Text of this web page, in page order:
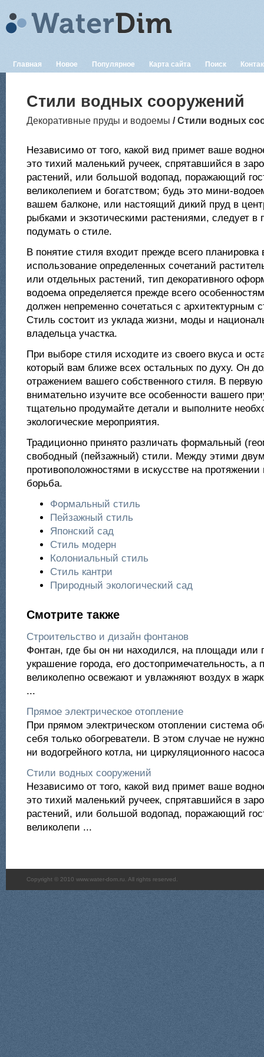
Главная Новое Популярное Карта сайта Поиск
Стили водных сооружений
Декоративные пруды и водоемы / Стили водных
Независимо от того, какой вид примет ваше
это тихий маленький ручеек, спрятавшийся в
растений, или большой водопад, поражающий
великолепием и богатством; будь это мини-
вашем балконе, или настоящий дикий пруд в
рыбками и экзотическими растениями, следует в
подумать о стиле.
В понятие стиля входит прежде всего планировка
использование определенных сочетаний
или отдельных растений, тип декоративного
водоема определяется прежде всего
должен непременно сочетаться с архитектурным
Стиль состоит из уклада жизни, моды и
владельца участка.
При выборе стиля исходите из своего вкуса и
который вам ближе всех остальных по духу. Он
отражением вашего собственного стиля. В
внимательно изучите все особенности вашего
тщательно продумайте детали и выполните
экологические мероприятия.
Традиционно принято различать формальный
свободный (пейзажный) стили. Между этими
противоположностями в искусстве на протяжении
борьба.
Формальный стиль
Пейзажный стиль
Японский сад
Стиль модерн
Колониальный стиль
Стиль кантри
Природный экологический сад
Смотрите также
Строительство и дизайн фонтанов
Фонтан, где бы он ни находился, на площади или
украшение города, его достопримечательность, а
великолепно освежают и увлажняют воздух в
...
Прямое электрическое отопление
При прямом электрическом отоплении система
себя только обогреватели. В этом случае не
ни водогрейного котла, ни циркуляционного
Стили водных сооружений
Независимо от того, какой вид примет ваше
это тихий маленький ручеек, спрятавшийся в
растений, или большой водопад, поражающий
великолепи ...
Copyright © 2010 www.water-dom.ru. All rights reserved.